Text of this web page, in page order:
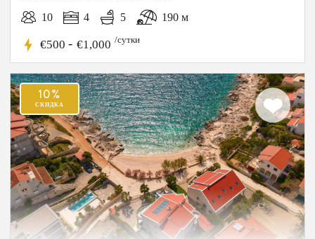
15%
СКИДКА
10 4 5 190 м
€500 - €1,000 /сутки